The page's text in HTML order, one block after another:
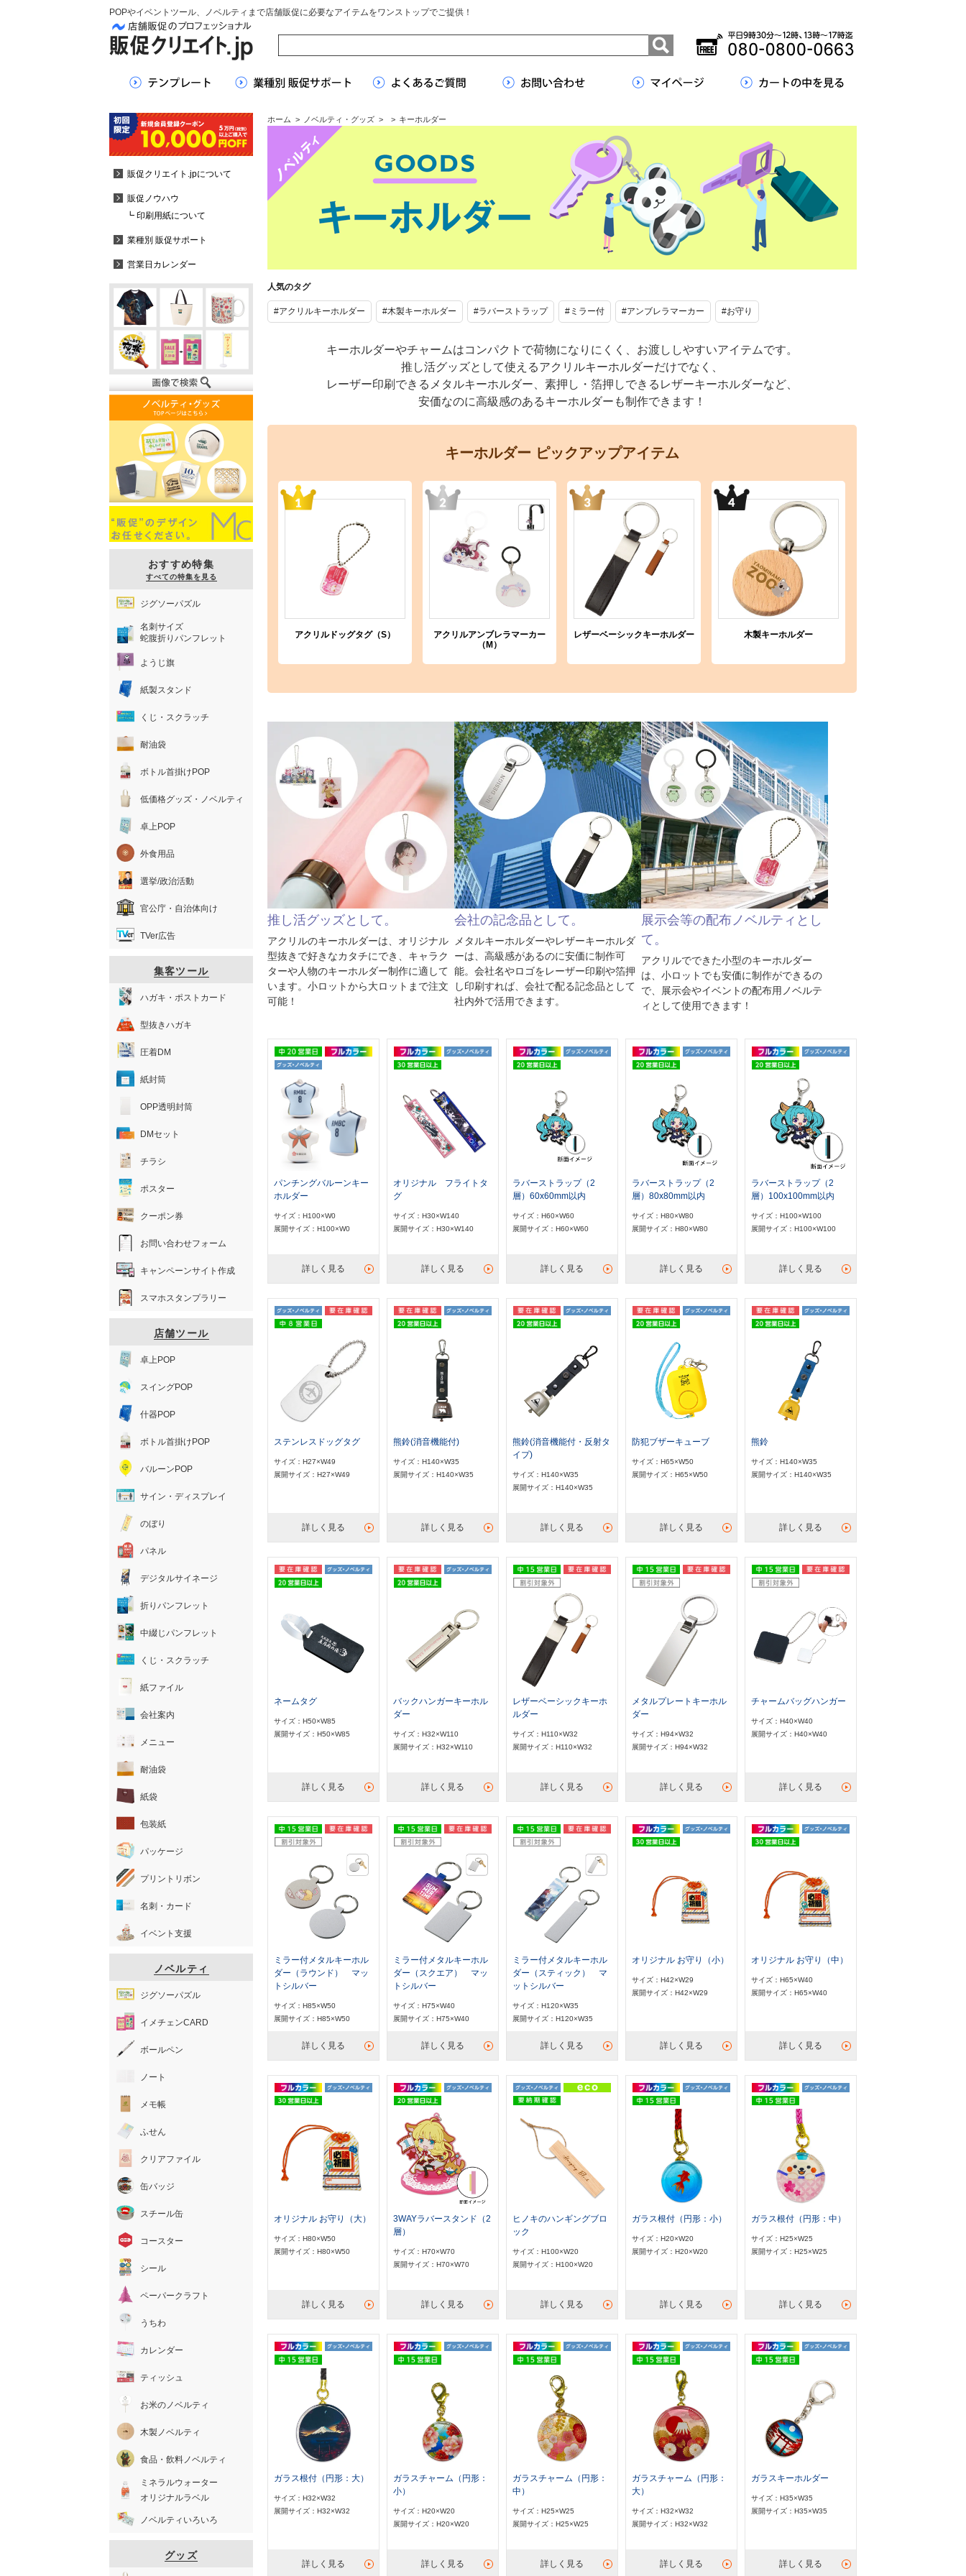
POPやイベントツール、ノベルティまで店舗販促に必要なアイテムをワンストップでご提供！
ホーム > ノベルティ・グッズ > > キーホルダー
人気のタグ
#アクリルキーホルダー #木製キーホルダー #ラバーストラップ #ミラー付 #アンブレラマーカー #お守り
キーホルダーやチャームはコンパクトで荷物になりにくく、お渡ししやすいアイテムです。
推し活グッズとして使えるアクリルキーホルダーだけでなく、
レーザー印刷できるメタルキーホルダー、素押し・箔押しできるレザーキーホルダーなど、
安価なのに高級感のあるキーホルダーも制作できます！
キーホルダー ピックアップアイテム
アクリルドッグタグ（S）
アクリルアンブレラマーカー
（M）
レザーベーシックキーホルダー 木製キーホルダー
推し活グッズとして。
アクリルのキーホルダーは、オリジナル
型抜きで好きなカタチにでき、キャラク
ターや人物のキーホルダー制作に適して
います。小ロットから大ロットまで注文
可能！
会社の記念品として。
メタルキーホルダーやレザーキーホルダ
ーは、高級感があるのに安価に制作可
能。会社名やロゴをレーザー印刷や箔押
し印刷すれば、会社で配る記念品として
社内外で活用できます。
展示会等の配布ノベルティとし
て。
アクリルでできた小型のキーホルダー
は、小ロットでも安価に制作ができるの
で、展示会やイベントの配布用ノベルテ
ィとして使用できます！
パンチングバルーンキー
ホルダー
サイズ：H100×W0
展開サイズ：H100×W0
詳しく見る
オリジナル フライトタ
グ
サイズ：H30×W140
展開サイズ：H30×W140
詳しく見る
ラバーストラップ（2
層）60x60mm以内
サイズ：H60×W60
展開サイズ：H60×W60
詳しく見る
ラバーストラップ（2
層）80x80mm以内
サイズ：H80×W80
展開サイズ：H80×W80
詳しく見る
ラバーストラップ（2
層）100x100mm以内
サイズ：H100×W100
展開サイズ：H100×W100
詳しく見る
ステンレスドッグタグ
サイズ：H27×W49
展開サイズ：H27×W49
詳しく見る
熊鈴(消音機能付)
サイズ：H140×W35
展開サイズ：H140×W35
詳しく見る
熊鈴(消音機能付・反射タ
イプ)
サイズ：H140×W35
展開サイズ：H140×W35
詳しく見る
防犯ブザーキューブ
サイズ：H65×W50
展開サイズ：H65×W50
詳しく見る
熊鈴
サイズ：H140×W35
展開サイズ：H140×W35
詳しく見る
ネームタグ
サイズ：H50×W85
展開サイズ：H50×W85
詳しく見る
バックハンガーキーホル
ダー
サイズ：H32×W110
展開サイズ：H32×W110
詳しく見る
レザーベーシックキーホ
ルダー
サイズ：H110×W32
展開サイズ：H110×W32
詳しく見る
メタルプレートキーホル
ダー
サイズ：H94×W32
展開サイズ：H94×W32
詳しく見る
チャームバッグハンガー
サイズ：H40×W40
展開サイズ：H40×W40
詳しく見る
ミラー付メタルキーホル
ダー（ラウンド） マッ
トシルバー
サイズ：H85×W50
展開サイズ：H85×W50
詳しく見る
ミラー付メタルキーホル
ダー（スクエア） マッ
トシルバー
サイズ：H75×W40
展開サイズ：H75×W40
詳しく見る
ミラー付メタルキーホル
ダー（スティック） マ
ットシルバー
サイズ：H120×W35
展開サイズ：H120×W35
詳しく見る
オリジナル お守り（小）
サイズ：H42×W29
展開サイズ：H42×W29
詳しく見る
オリジナル お守り（中）
サイズ：H65×W40
展開サイズ：H65×W40
詳しく見る
オリジナル お守り（大）
サイズ：H80×W50
展開サイズ：H80×W50
詳しく見る
3WAYラバースタンド（2
層）
サイズ：H70×W70
展開サイズ：H70×W70
詳しく見る
ヒノキのハンギングブロ
ック
サイズ：H100×W20
展開サイズ：H100×W20
詳しく見る
ガラス根付（円形：小）
サイズ：H20×W20
展開サイズ：H20×W20
詳しく見る
ガラス根付（円形：中）
サイズ：H25×W25
展開サイズ：H25×W25
詳しく見る
ガラス根付（円形：大）
サイズ：H32×W32
展開サイズ：H32×W32
詳しく見る
ガラスチャーム（円形：
小）
サイズ：H20×W20
展開サイズ：H20×W20
詳しく見る
ガラスチャーム（円形：
中）
サイズ：H25×W25
展開サイズ：H25×W25
詳しく見る
ガラスチャーム（円形：
大）
サイズ：H32×W32
展開サイズ：H32×W32
詳しく見る
ガラスキーホルダー
サイズ：H35×W35
展開サイズ：H35×W35
詳しく見る
販促クリエイト.jpについて
販促ノウハウ
┗ 印刷用紙について
業種別 販促サポート
営業日カレンダー
おすすめ特集
すべての特集を見る
ジグソーパズル
名刺サイズ
蛇腹折りパンフレット
ようじ旗
紙製スタンド
くじ・スクラッチ
耐油袋
ボトル首掛けPOP
低価格グッズ・ノベルティ
卓上POP
外食用品
選挙/政治活動
官公庁・自治体向け
TVer広告
集客ツール
ハガキ・ポストカード
型抜きハガキ
圧着DM
紙封筒
OPP透明封筒
DMセット
チラシ
ポスター
クーポン券
お問い合わせフォーム
キャンペーンサイト作成
スマホスタンプラリー
店舗ツール
卓上POP
スイングPOP
什器POP
ボトル首掛けPOP
バルーンPOP
サイン・ディスプレイ
のぼり
パネル
デジタルサイネージ
折りパンフレット
中綴じパンフレット
くじ・スクラッチ
紙ファイル
会社案内
メニュー
耐油袋
紙袋
包装紙
パッケージ
プリントリボン
名刺・カード
イベント支援
ノベルティ
ジグソーパズル
イメチェンCARD
ボールペン
ノート
メモ帳
ふせん
クリアファイル
缶バッジ
スチール缶
コースター
シール
ペーパークラフト
うちわ
カレンダー
ティッシュ
お米のノベルティ
木製ノベルティ
食品・飲料ノベルティ
ミネラルウォーター
オリジナルラベル
ノベルティいろいろ
グッズ